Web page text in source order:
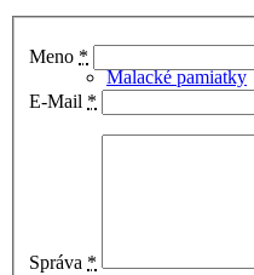
Malacké pamiatky
Meno *
E-Mail *
Správa *